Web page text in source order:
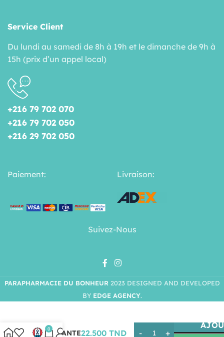
Service Client
Du lundi au samedi de 8h à 19h et le dimanche de 9h à
15h (prix d’un appel local)
+216 79 702 070
+216 79 702 050
+216 29 702 050
Paiement: Livraison:
Suivez-Nous
PARAPHARMACIE DU BONHEUR 2023 DESIGNED AND DEVELOPED
BY EDGE AGENCY.
MOUSSE
NETTOYANTE22.500 TND
0